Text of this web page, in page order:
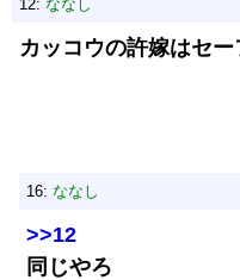
12: ななし
カッコウの許嫁はセー
16: ななし
>>12
同じやろ